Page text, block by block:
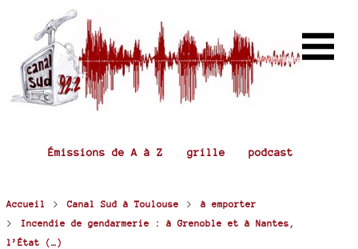
Émissions de A à Z grille podcast
Accueil > Canal Sud à Toulouse > à emporter
>
Incendie de gendarmerie : à Grenoble et à Nantes,
l’État (…)